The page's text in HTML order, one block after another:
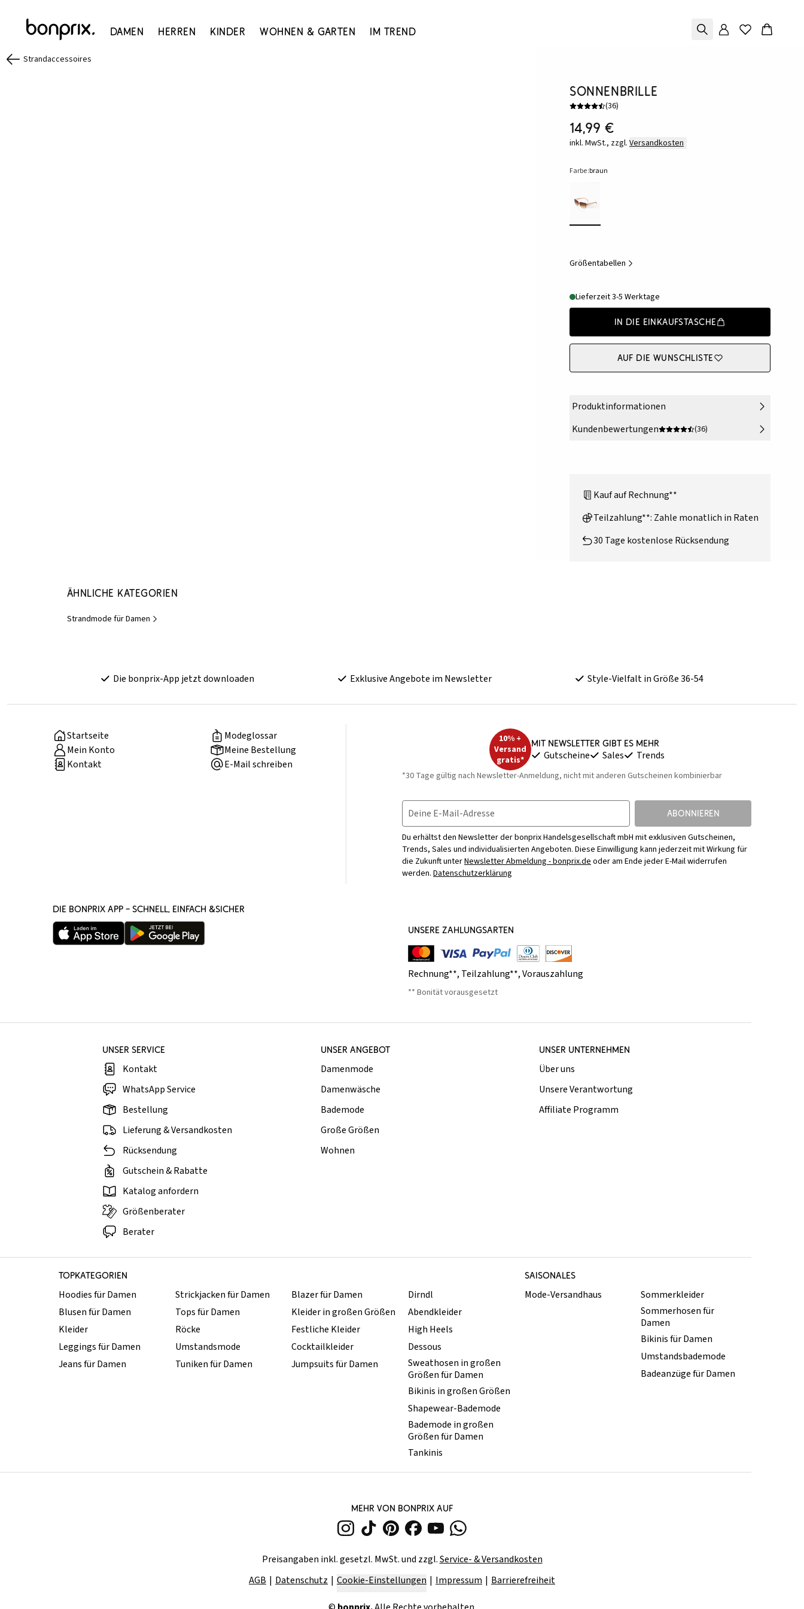
Damen Herren Kinder Wohnen & Garten Im Trend
Strandaccessoires
Sonnenbrille
(36)
14,99 €
inkl. MwSt., zzgl. Versandkosten
Farbe:braun
Größentabellen
Lieferzeit 3-5 Werktage
In die Einkaufstasche
Auf die Wunschliste
Produktinformationen
Kundenbewertungen
(36)
Kauf auf Rechnung**
Teilzahlung**: Zahle monatlich in Raten
30 Tage kostenlose Rücksendung
Ähnliche Kategorien
Strandmode für Damen
Die bonprix-App jetzt downloaden Exklusive Angebote im Newsletter Style-Vielfalt in Größe 36-54
Startseite
Modeglossar
Mein Konto
Meine Bestellung
Kontakt
E-Mail schreiben
10% +
Versand
gratis*
Mit Newsletter gibt es mehr
Gutscheine Sales Trends
*30 Tage gültig nach Newsletter-Anmeldung, nicht mit anderen Gutscheinen kombinierbar
Deine E-Mail-Adresse ABONNIEREN
Du erhältst den Newsletter der bonprix Handelsgesellschaft mbH mit exklusiven Gutscheinen,
Trends, Sales und individualisierten Angeboten. Diese Einwilligung kann jederzeit mit Wirkung für
die Zukunft unterNewsletter Abmeldung - bonprix.deoder am Ende jeder E-Mail widerrufen
werden. Datenschutzerklärung
DIE BONPRIX APP – SCHNELL, EINFACH &SICHER
UNSERE ZAHLUNGSARTEN
Rechnung**, Teilzahlung**,Vorauszahlung
** Bonität vorausgesetzt
UNSER SERVICE
Kontakt
WhatsApp Service
Bestellung
Lieferung & Versandkosten
Rücksendung
Gutschein & Rabatte
Katalog anfordern
Größenberater
Berater
UNSER ANGEBOT
Damenmode
Damenwäsche
Bademode
Große Größen
Wohnen
UNSER UNTERNEHMEN
Über uns
Unsere Verantwortung
Affiliate Programm
TOPKATEGORIEN SAISONALES
Hoodies für Damen
Blusen für Damen
Kleider
Leggings für Damen
Jeans für Damen
Strickjacken für Damen
Tops für Damen
Röcke
Umstandsmode
Tuniken für Damen
Blazer für Damen
Kleider in großen Größen
Festliche Kleider
Cocktailkleider
Jumpsuits für Damen
Dirndl
Abendkleider
High Heels
Dessous
Sweathosen in großen
Größen für Damen
Mode-Versandhaus
Sommerkleider
Sommerhosen für
Damen
Bikinis für Damen
Umstandsbademode
Badeanzüge für Damen
Bikinis in großen Größen
Shapewear-Bademode
Bademode in großen
Größen für Damen
Tankinis
MEHR VON BONPRIX AUF
Preisangaben inkl. gesetzl. MwSt. und zzgl.Service- & Versandkosten
AGB
Datenschutz Cookie-Einstellungen Impressum Barrierefreiheit